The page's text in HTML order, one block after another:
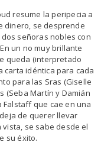
resume la peripecia a
dinero, se desprende
señoras nobles con
un no muy brillante
queda (interpretado
carta idéntica para cada
para las Sras (Giselle
(Seba Martín y Damián
Falstaff que cae en una
de querer llevar
se sabe desde el
su éxito.